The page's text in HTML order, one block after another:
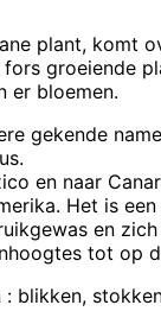
plant, komt
fors groeiende
er bloemen.
gekende
en naar
Het is
en
tot op
: blikken,